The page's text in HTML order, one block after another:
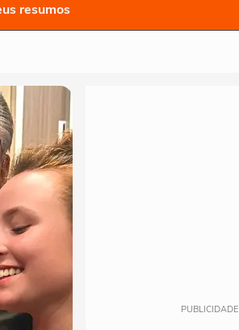
resumos
PUBLICIDADE